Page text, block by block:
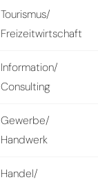
Tourismus/
Freizeitwirtschaft
Information/
Consulting
Gewerbe/
Handwerk
Handel/